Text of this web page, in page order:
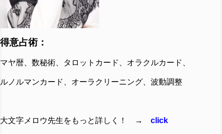
得意占術：
マヤ暦、数秘術、タロットカード、オラクルカード、
ルノルマンカード、オーラクリーニング、波動調整
大文字メロウ先生をもっと詳しく！ → click